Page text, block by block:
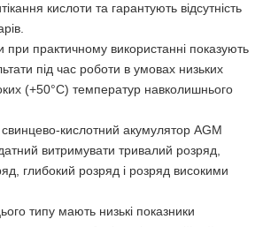
кислоти та гарантують відсутність
при практичному використанні показують
під час роботи в умовах низьких
(+50°С) температур навколишнього
свинцево-кислотний акумулятор AGM
витримувати тривалий розряд,
глибокий розряд і розряд високими
типу мають низькі показники